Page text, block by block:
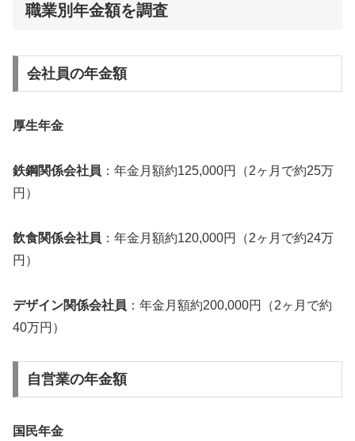
職業別年金額を調査
会社員の年金額
厚生年金
鉄鋼関係会社員 ：年金月額約125,000円（2ヶ月で約25万
円）
飲食関係会社員 ：年金月額約120,000円（2ヶ月で約24万
円）
デザイン関係会社員 ：年金月額約200,000円（2ヶ月で約
40万円）
自営業の年金額
国民年金